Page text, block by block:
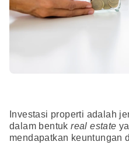
Investasi properti adalah
dalam bentukreal estate
mendapatkan keuntungan